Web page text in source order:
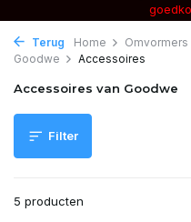
Terug Home Omvormers
Goodwe
Accessoires
Accessoires van Goodwe
Filter
5 producten